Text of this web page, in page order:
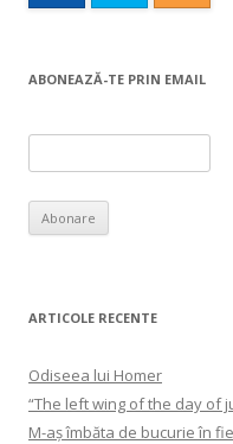
ABONEAZĂ-TE PRIN EMAIL
ARTICOLE RECENTE
Odiseea lui Homer
“The left wing of the day of
M-aș îmbăta de bucurie în